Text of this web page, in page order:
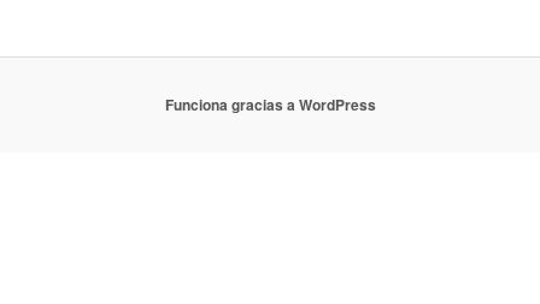
Funciona gracias a WordPress